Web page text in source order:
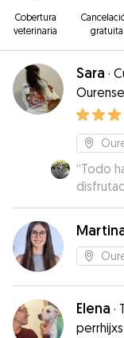
Cobertura
veterinaria
gratuita
Sara ·
Ourense
“Todo
Elena ·
perrhijxs